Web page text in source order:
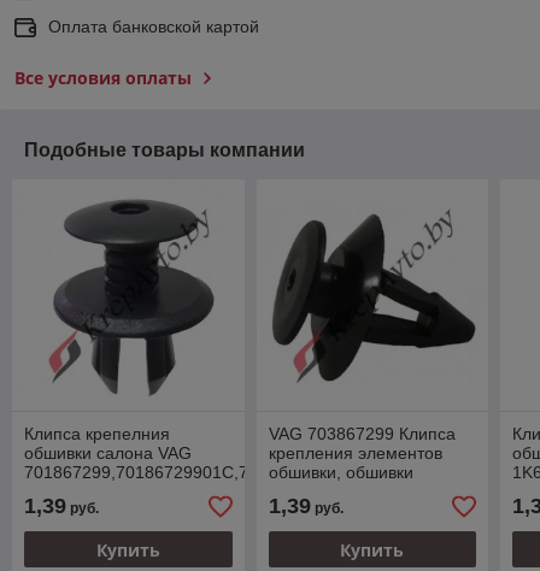
Оплата банковской картой
Все условия оплаты
Подобные товары компании
Клипса крепелния
обшивки салона VAG
701867299,70186729901C,70186729971N,7H086729971N
1,39 руб.
Купить
VAG 703867299 Клипса
крепления элементов
обшивки, обшивки
1,39руб.
Купить